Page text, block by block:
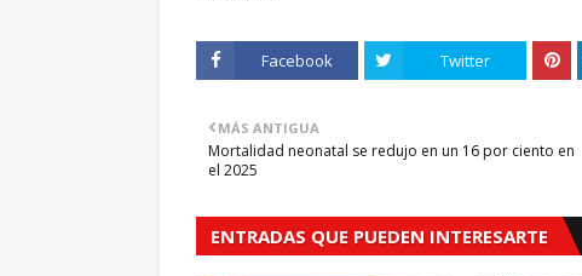
Facebook Twitter
MÁS ANTIGUA
Mortalidad neonatal se redujo en un 16 por ciento en
el 2025
ENTRADAS QUE PUEDEN INTERESARTE